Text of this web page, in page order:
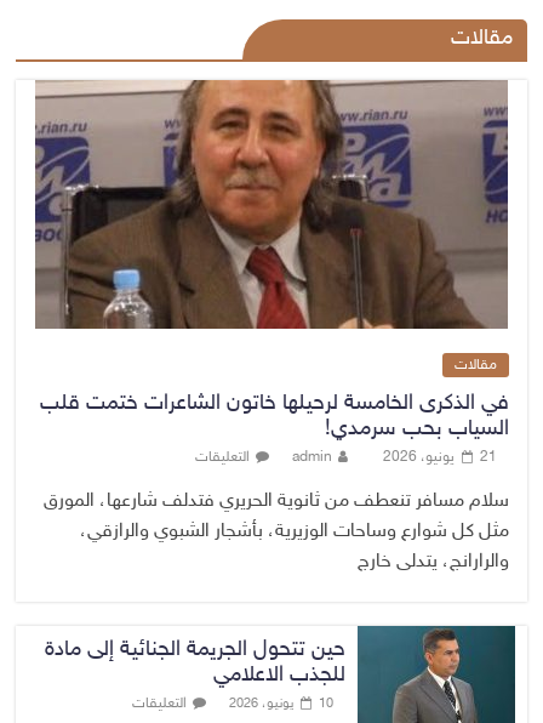
مقالات
مقالات
في الذكرى الخامسة لرحيلها خاتون الشاعرات ختمت قلب
السياب بحب سرمدي!
21 يونيو، 2026 admin التعليقات
سلام مسافر تنعطف من ثانوية الحريري فتدلف شارعها، المورق
مثل كل شوارع وساحات الوزيرية، بأشجار الشبوي والرازقي،
والرارانج، يتدلى خارج
حين تتحول الجريمة الجنائية إلى مادة
للجذب الاعلامي
10 يونيو، 2026 التعليقات